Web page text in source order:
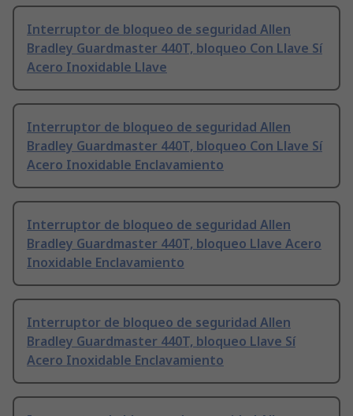
Interruptor de bloqueo de seguridad Allen
Bradley Guardmaster 440T, bloqueo Con Llave Sí
Acero Inoxidable Llave
Interruptor de bloqueo de seguridad Allen
Bradley Guardmaster 440T, bloqueo Con Llave Sí
Acero Inoxidable Enclavamiento
Interruptor de bloqueo de seguridad Allen
Bradley Guardmaster 440T, bloqueo Llave Acero
Inoxidable Enclavamiento
Interruptor de bloqueo de seguridad Allen
Bradley Guardmaster 440T, bloqueo Llave Sí
Acero Inoxidable Enclavamiento